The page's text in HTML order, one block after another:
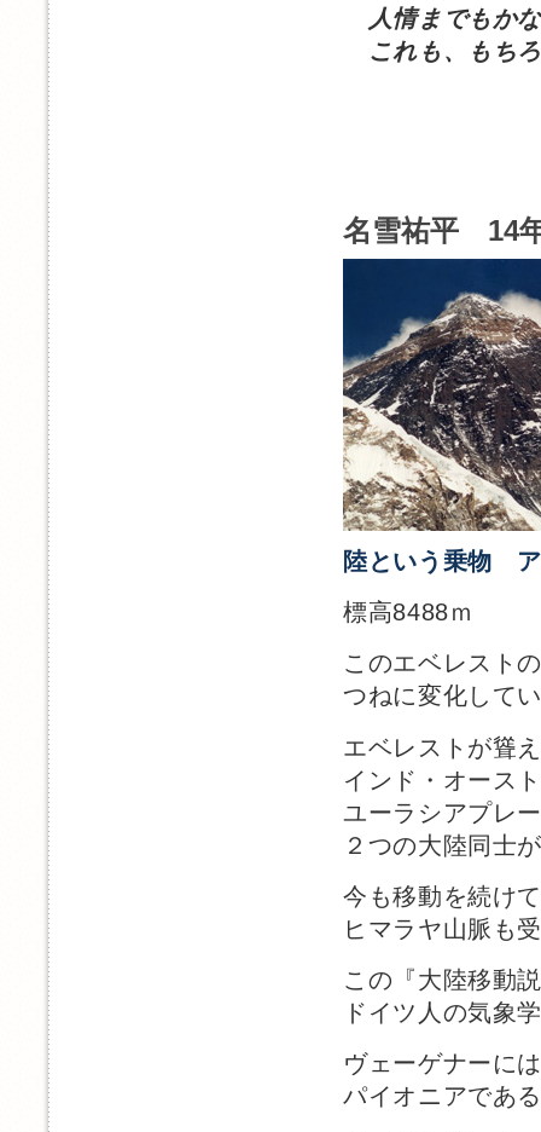
人情までもか
これも、もち
名雪祐平 14
陸という乗物
標高8488ｍ
このエベレスト
つねに変化して
エベレストが聳
インド・オース
ユーラシアプレ
２つの大陸同士
今も移動を続け
ヒマラヤ山脈も
この『大陸移動
ドイツ人の気象
ヴェーゲナーに
パイオニアであ